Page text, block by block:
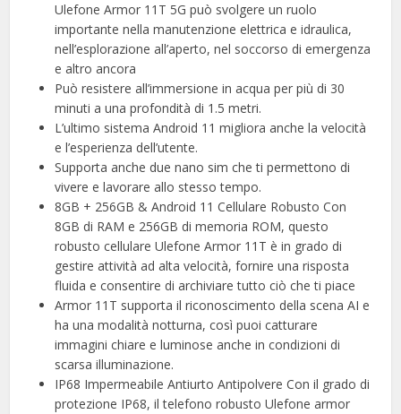
Ulefone Armor 11T 5G può svolgere un ruolo
importante nella manutenzione elettrica e idraulica,
nell’esplorazione all’aperto, nel soccorso di emergenza
e altro ancora
Può resistere all’immersione in acqua per più di 30
minuti a una profondità di 1.5 metri.
L’ultimo sistema Android 11 migliora anche la velocità
e l’esperienza dell’utente.
Supporta anche due nano sim che ti permettono di
vivere e lavorare allo stesso tempo.
️8GB + 256GB & Android 11 Cellulare Robusto Con
8GB di RAM e 256GB di memoria ROM, questo
robusto cellulare Ulefone Armor 11T è in grado di
gestire attività ad alta velocità, fornire una risposta
fluida e consentire di archiviare tutto ciò che ti piace
Armor 11T supporta il riconoscimento della scena AI e
ha una modalità notturna, così puoi catturare
immagini chiare e luminose anche in condizioni di
scarsa illuminazione.
IP68 Impermeabile Antiurto Antipolvere Con il grado di
protezione IP68, il telefono robusto Ulefone armor